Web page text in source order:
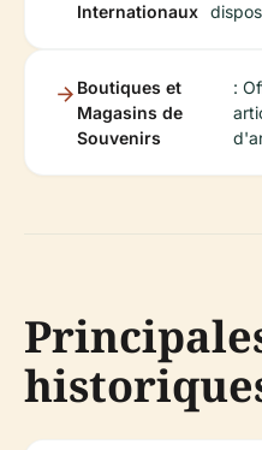
Internationaux
Boutiques et
Magasins de
Souvenirs
: